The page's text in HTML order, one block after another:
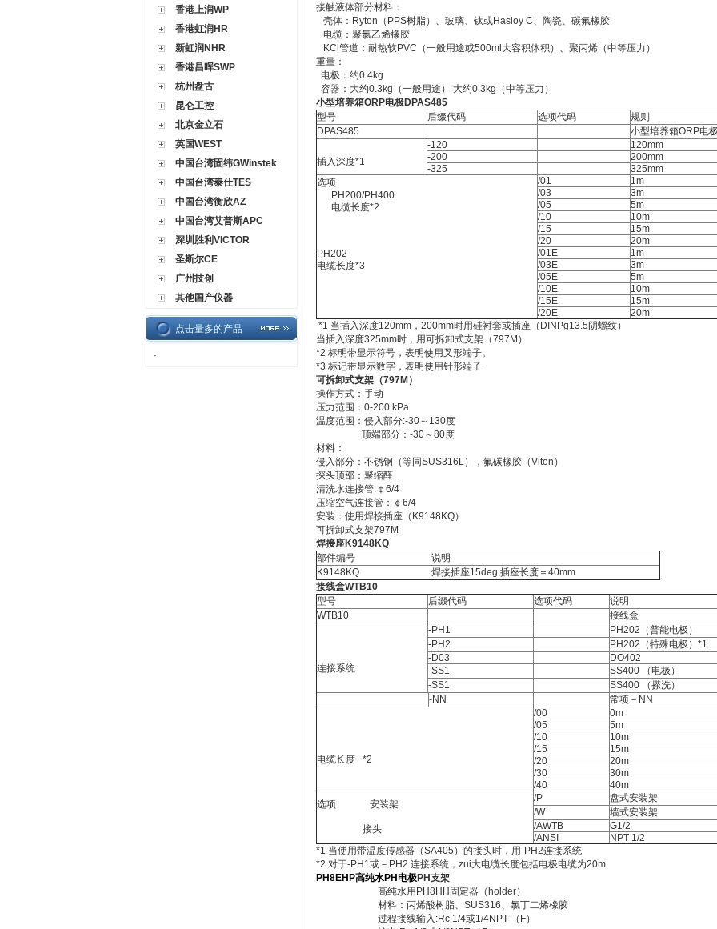
香港上润WP
香港虹润HR
新虹润NHR
香港昌晖SWP
杭州盘古
昆仑工控
北京金立石
英国WEST
中国台湾固纬GWinstek
中国台湾泰仕TES
中国台湾衡欣AZ
中国台湾艾普斯APC
深圳胜利VICTOR
圣斯尔CE
广州技创
其他国产仪器
点击量多的产品
·
接触液体部分材料：
壳体：Ryton（PPS树脂）、玻璃、钛或Hasloy C、陶瓷、碳氟橡胶
电缆：聚氯乙烯橡胶
KCl管道：耐热软PVC（一般用途或500ml大容积体积）、聚丙烯（中等压力）
重量：
电极：约0.4kg
容器：大约0.3kg（一般用途） 大约0.3kg（中等压力）
小型培养箱ORP电极DPAS485
型号
后缀代码 选项代码
规则
DPAS485
小型培养箱ORP电极
插入深度*1
-120
120mm
-200
200mm
-325
325mm
选项
PH200/PH400
电缆长度*2
PH202
电缆长度*3
/01
1m
/03
3m
/05
5m
/10
10m
/15
15m
/20
20m
/01E
1m
/03E
3m
/05E
5m
/10E
10m
/15E
15m
/20E
20m
*1 当插入深度120mm，200mm时用硅衬套或插座（DINPg13.5阴螺纹）
当插入深度325mm时，用可拆卸式支架（797M）
*2 标明带显示符号，表明使用叉形端子。
*3 标记带显示数字，表明使用针形端子
可拆卸式支架（797M）
操作方式：手动
压力范围：0-200 kPa
温度范围：侵入部分:-30～130度
顶端部分：-30～80度
材料：
侵入部分：不锈钢（等同SUS316L），氟碳橡胶（Viton）
探头顶部：聚缩醛
清洗水连接管:￠6/4
压缩空气连接管：￠6/4
安装：使用焊接插座（K9148KQ）
可拆卸式支架797M
焊接座K9148KQ
部件编号
说明
K9148KQ
焊接插座15deg,插座长度＝40mm
接线盒WTB10
型号
后缀代码 选项代码
说明
WTB10
接线盒
连接系统
-PH1
PH202（普能电极）
-PH2
PH202（特殊电极）*1
-D03
DO402
-SS1
SS400 （电极）
-SS1
SS400 （搽洗）
-NN
常项－NN
电缆长度 *2
/00
0m
/05
5m
/10
10m
/15
15m
/20
20m
/30
30m
/40
40m
选项 安装架
接头
/P
盘式安装架
/W
墙式安装架
/AWTB
G1/2
/ANSI
NPT 1/2
*1 当使用带温度传感器（SA405）的接头时，用-PH2连接系统
*2 对于-PH1或－PH2 连接系统，zui大电缆长度包括电极电缆为20m
PH8EHP高纯水PH电极PH支架
高纯水用PH8HH固定器（holder）
材料：丙烯酸树脂、SUS316、氯丁二烯橡胶
过程接线输入:Rc 1/4或1/4NPT （F）